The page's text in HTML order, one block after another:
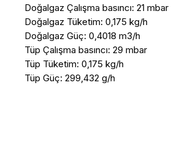
Doğalgaz Çalışma basıncı: 21 mbar
Doğalgaz Tüketim: 0,175 kg/h
Doğalgaz Güç: 0,4018 m3/h
Tüp Çalışma basıncı: 29 mbar
Tüp Tüketim: 0,175 kg/h
Tüp Güç: 299,432 g/h